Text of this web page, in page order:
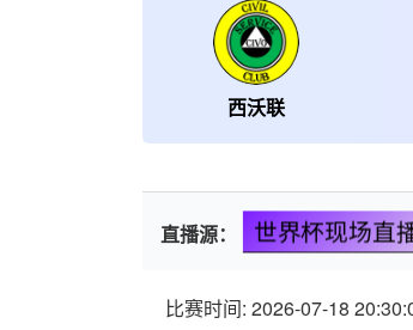
西沃联
直播源： 世界杯现场直
比赛时间: 2026-07-18